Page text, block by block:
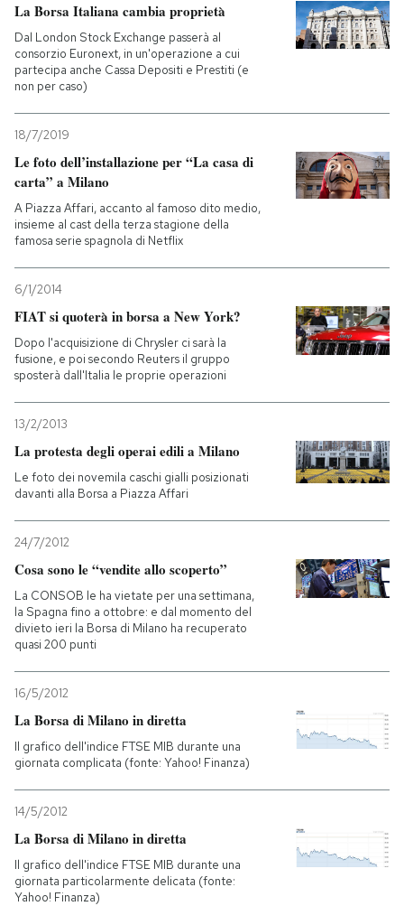
NEWSLETTER
I MIEI PREFERITI
SHOP
Entra
La Borsa Italiana cambia proprietà
Dal London Stock Exchange passerà al
consorzio Euronext, in un'operazione a cui
partecipa anche Cassa Depositi e Prestiti (e
non per caso)
18/7/2019
Le foto dell’installazione per “La casa di
carta” a Milano
A Piazza Affari, accanto al famoso dito medio,
insieme al cast della terza stagione della
famosa serie spagnola di Netflix
6/1/2014
FIAT si quoterà in borsa a New York?
Dopo l'acquisizione di Chrysler ci sarà la
fusione, e poi secondo Reuters il gruppo
sposterà dall'Italia le proprie operazioni
13/2/2013
La protesta degli operai edili a Milano
Le foto dei novemila caschi gialli posizionati
davanti alla Borsa a Piazza Affari
24/7/2012
Cosa sono le “vendite allo scoperto”
La CONSOB le ha vietate per una settimana,
la Spagna fino a ottobre: e dal momento del
divieto ieri la Borsa di Milano ha recuperato
quasi 200 punti
16/5/2012
La Borsa di Milano in diretta
Il grafico dell'indice FTSE MIB durante una
giornata complicata (fonte: Yahoo! Finanza)
14/5/2012
La Borsa di Milano in diretta
Il grafico dell'indice FTSE MIB durante una
giornata particolarmente delicata (fonte:
Yahoo! Finanza)